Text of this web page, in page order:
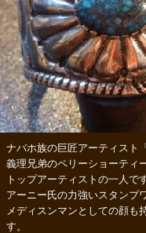
ナバホ族の巨匠アーティスト
義理兄弟のペリーショーティ
トップアーティストの一人で
アーニー氏の力強いスタンプ
メディスンマンとしての顔も
す。